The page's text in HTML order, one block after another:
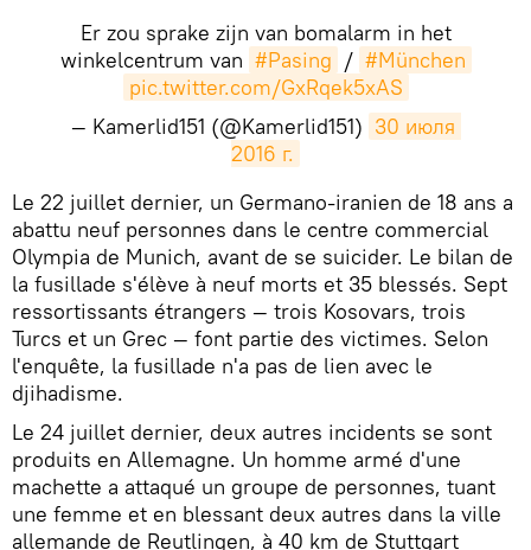
Er zou sprake zijn van bomalarm in het
winkelcentrum van #Pasing / #München
pic.twitter.com/GxRqek5xAS
— Kamerlid151 (@Kamerlid151) 30 июля
2016 г.
​Le 22 juillet dernier, un Germano-iranien de 18 ans a
abattu neuf personnes dans le centre commercial
Olympia de Munich, avant de se suicider. Le bilan de
la fusillade s'élève à neuf morts et 35 blessés. Sept
ressortissants étrangers — trois Kosovars, trois
Turcs et un Grec — font partie des victimes. Selon
l'enquête, la fusillade n'a pas de lien avec le
djihadisme.
Le 24 juillet dernier, deux autres incidents se sont
produits en Allemagne. Un homme armé d'une
machette a attaqué un groupe de personnes, tuant
une femme et en blessant deux autres dans la ville
allemande de Reutlingen, à 40 km de Stuttgart